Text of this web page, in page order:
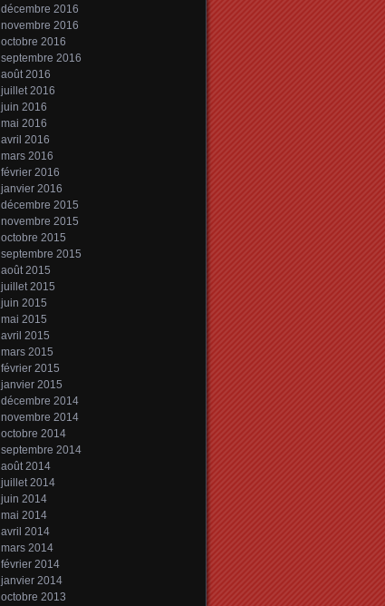
décembre 2016
novembre 2016
octobre 2016
septembre 2016
août 2016
juillet 2016
juin 2016
mai 2016
avril 2016
mars 2016
février 2016
janvier 2016
décembre 2015
novembre 2015
octobre 2015
septembre 2015
août 2015
juillet 2015
juin 2015
mai 2015
avril 2015
mars 2015
février 2015
janvier 2015
décembre 2014
novembre 2014
octobre 2014
septembre 2014
août 2014
juillet 2014
juin 2014
mai 2014
avril 2014
mars 2014
février 2014
janvier 2014
octobre 2013